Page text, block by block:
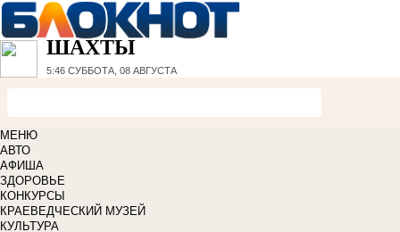
ШАХТЫ
5:46 СУББОТА, 08 АВГУСТА
МЕНЮ
АВТО
АФИША
ЗДОРОВЬЕ
КОНКУРСЫ
КРАЕВЕДЧЕСКИЙ МУЗЕЙ
КУЛЬТУРА